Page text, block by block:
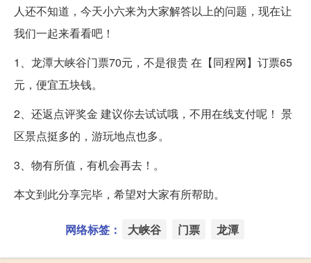
人还不知道，今天小六来为大家解答以上的问题，现在让
我们一起来看看吧！
1、龙潭大峡谷门票70元，不是很贵 在【同程网】订票65
元，便宜五块钱。
2、还返点评奖金 建议你去试试哦，不用在线支付呢！ 景
区景点挺多的，游玩地点也多。
3、物有所值，有机会再去！。
本文到此分享完毕，希望对大家有所帮助。
网络标签： 大峡谷 门票 龙潭